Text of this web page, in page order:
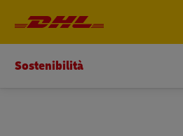
Sostenibilità